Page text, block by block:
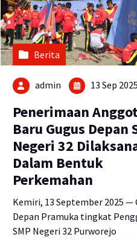
Berita
admin 13 Sep 2025
Penerimaan
Baru Gugus Depan
Negeri 32
Dalam Bentuk
Perkemahan
Kemiri, 13 September 2025 —
Depan Pramuka tingkat
SMP Negeri 32 Purworejo